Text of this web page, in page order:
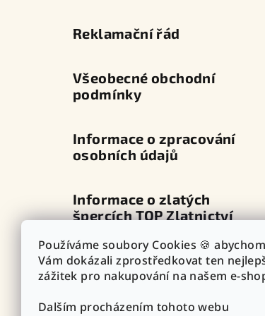
Používáme soubory Cookies 🍪 abychom
Vám dokázali zprostředkovat ten
zážitek pro nakupování na našem e-
Dalším procházením tohoto webu
Reklamační řád
Všeobecné obchodní
podmínky
Informace o zpracování
osobních údajů
Informace o zlatých
špercích TOP Zlatnictví
Průvodce zapínáním
náušnic